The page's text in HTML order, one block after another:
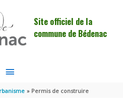
Site officiel de la
commune de Bédenac
MENU
PRINCIPALPermis de construire